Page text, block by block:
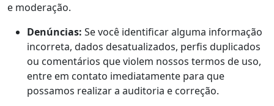
e moderação.
Denúncias: Se você identificar alguma informação
incorreta, dados desatualizados, perfis duplicados
ou comentários que violem nossos termos de uso,
entre em contato imediatamente para que
possamos realizar a auditoria e correção.